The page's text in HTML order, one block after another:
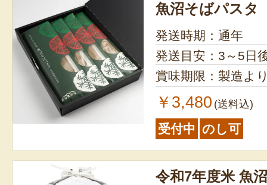
魚沼そばパスタ
発送時期：通年
発送目安：3～5日
賞味期限：製造よ
￥3,480 (送料込)
受付中 のし可
令和7年度米 魚